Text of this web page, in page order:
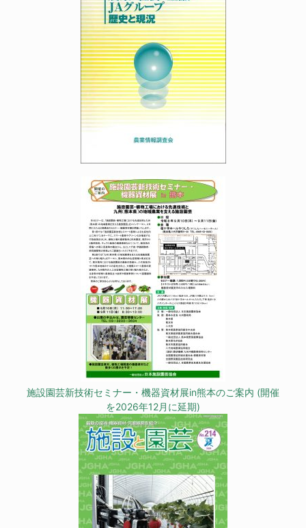
施設園芸新技術セミナー・機器資材展in熊本のご案内 (開催
を2026年12月に延期)